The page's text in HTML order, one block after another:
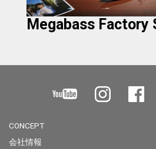
Megabass Factory
CONCEPT
会社情報